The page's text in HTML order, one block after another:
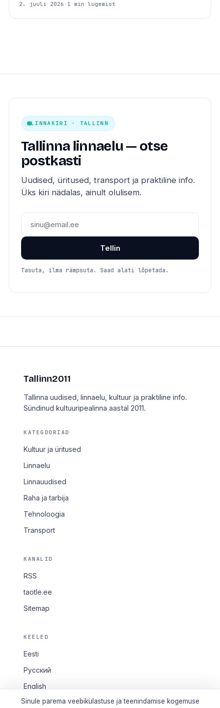
2. juuli 2026 · 1 min lugemist
LINNAKIRI · TALLINN
Tallinna linnaelu — otse
postkasti
Uudised, üritused, transport ja praktiline info.
Üks kiri nädalas, ainult olulisem.
Tellin
Tasuta, ilma rämpsuta. Saad alati lõpetada.
Tallinn2011
Tallinna uudised, linnaelu, kultuur ja praktiline info.
Sündinud kultuuripealinna aastal 2011.
KATEGOORIAD
Kultuur ja üritused
Linnaelu
Linnauudised
Raha ja tarbija
Tehnoloogia
Transport
KANALID
RSS
taotle.ee
Sitemap
KEELED
Eesti
Русский
English
Sinule parema veebikülastuse ja teenindamise kogemuse